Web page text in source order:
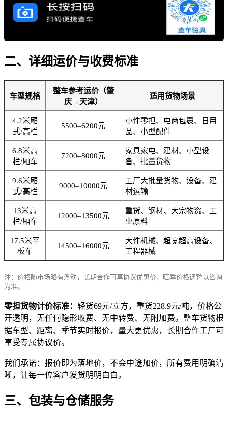
二、详细运价与收费标准
车型规格
整车参考运价（肇
庆→天津）
适用货物场景
4.2米厢
式/高栏
5500–6200元
小件零担、电商包裹、日用
品、小型配件
6.8米高
栏/厢车
7200–8000元
家具家电、建材、小型设
备、批量货物
9.6米厢
式/高栏
9000–10000元
工厂大批量货物、设备、建
材运输
13米高
栏/厢车
12000–13500元
重货、钢材、大宗物资、工
业原料
17.5米平
板车
14500–16000元
大件机械、超宽超高设备、
工程器械
注：价格随市场略有浮动，长期合作可享协议优惠价，旺季价格调整以咨询
为准。
零担货物计价标准： 轻货69元/立方，重货228.9元/吨，价格公
开透明，无任何隐形收费、无中转费、无附加费。整车货物根
据车型、距离、季节实时报价，量大更优惠，长期合作工厂可
享受专属协议价。
我们承诺：报价即为落地价，不会中途加价，所有费用明确清
晰，让每一位客户发货明明白白。
三、包装与仓储服务